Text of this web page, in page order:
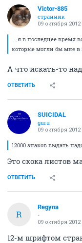
Victor-885
странник
09 октября 2012
... я в последнее время
которые могли бы мне в
А что искать-то
ОТВЕТИТЬ
SUICIDAL
guru
09 октября 2012
12000 знаков выдать
Это скока листов
ОТВЕТИТЬ
R
Regyna
-
09 октября 2012
12-м шрифтом